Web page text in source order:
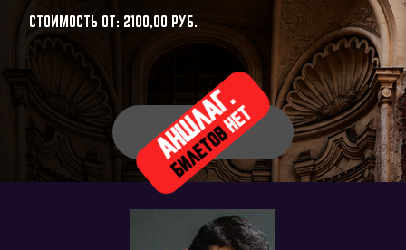
СТОИМОСТЬ ОТ: 2100,00 РУБ.
АНШЛАГ.
БИЛЕТОВ
НЕТ